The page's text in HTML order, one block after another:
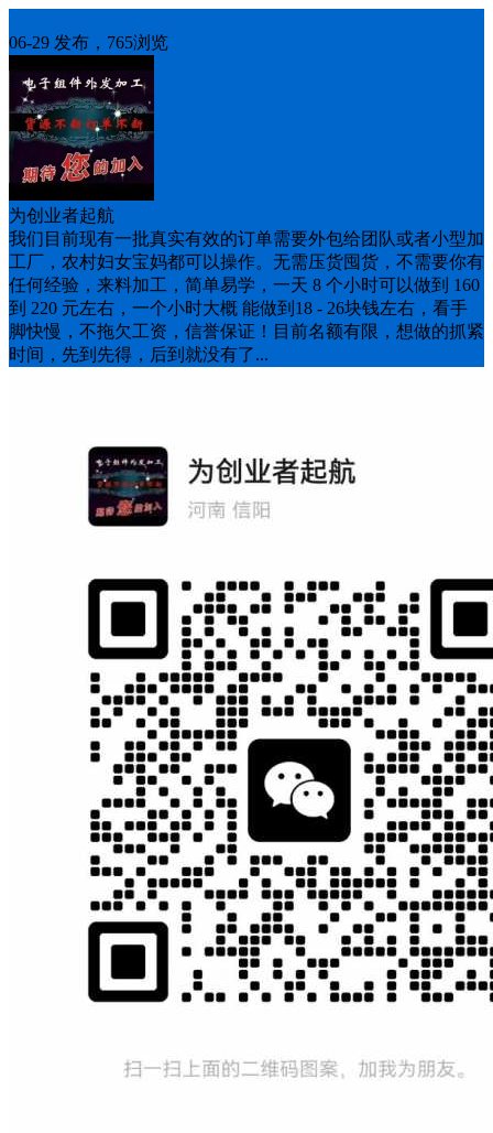
06-29 发布，765浏览
为创业者起航
我们目前现有一批真实有效的订单需要外包给团队或者小型加
工厂，农村妇女宝妈都可以操作。无需压货囤货，不需要你有
任何经验，来料加工，简单易学，一天 8 个小时可以做到 160
到 220 元左右，一个小时大概 能做到18 - 26块钱左右，看手
脚快慢，不拖欠工资，信誉保证！目前名额有限，想做的抓紧
时间，先到先得，后到就没有了...